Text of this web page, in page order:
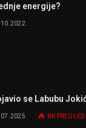
energije?
se Labubu
8K